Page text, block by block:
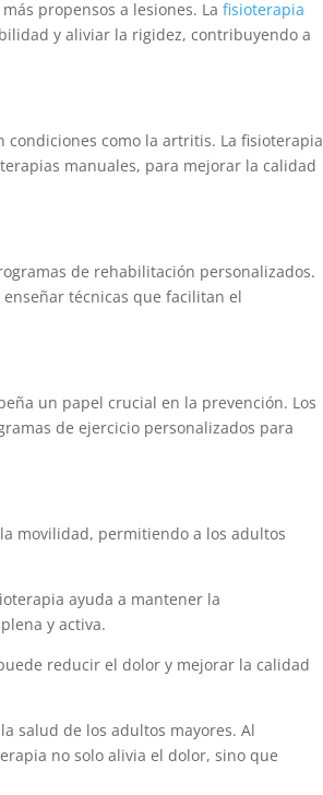
propensos a lesiones. Lafisioterapia
y aliviar la rigidez, contribuyendo a
condiciones como la artritis. La fisioterapia
manuales, para mejorar la calidad
de rehabilitación personalizados.
técnicas que facilitan el
un papel crucial en la prevención. Los
de ejercicio personalizados para
movilidad, permitiendo a los adultos
ayuda a mantener la
y activa.
reducir el dolor y mejorar la calidad
salud de los adultos mayores. Al
no solo alivia el dolor, sino que